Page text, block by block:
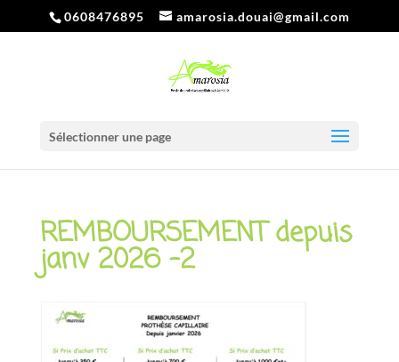
0608476895 amarosia.douai@gmail.com
Sélectionner une page
REMBOURSEMENT depuis
janv 2026 -2